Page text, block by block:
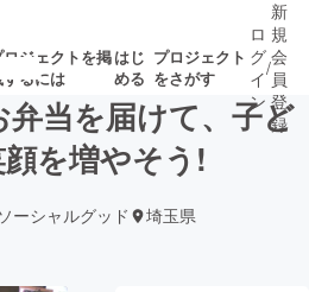
ロジェクトを掲
るには
はじ
める
プロジェクト
をさがす
募集終了が近いプ
ロジェクト
ロ
グ
イ
ン
/
新
規
会
員
登
録
当を届けて、子ど
を増やそう!
ソーシャルグッド 埼玉県